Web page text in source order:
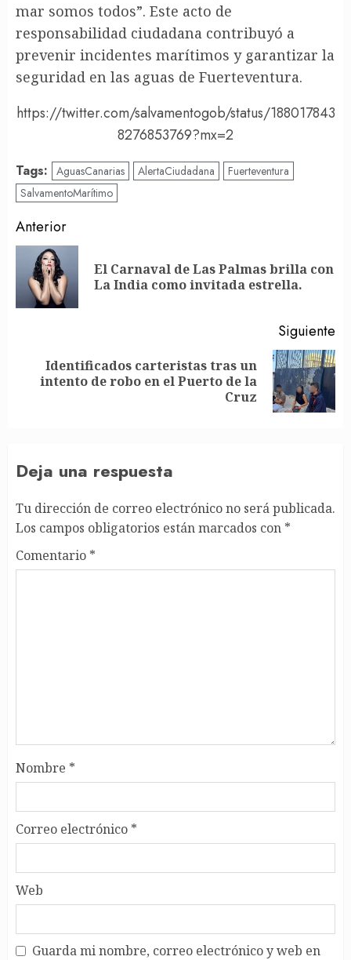
mar somos todos”. Este acto de
responsabilidad ciudadana contribuyó a
prevenir incidentes marítimos y garantizar la
seguridad en las aguas de Fuerteventura.
https://twitter.com/salvamentogob/status/188017843
8276853769?mx=2
Tags: AguasCanarias AlertaCiudadana
Fuerteventura
SalvamentoMarítimo
Post
navigation
Anterior
El Carnaval de Las Palmas brilla con
La India como invitada estrella.
Siguiente
Siguiente
Identificados carteristas tras un
intento de robo en el Puerto de la
Cruz
Deja una respuesta
Tu dirección de correo electrónico no será publicada.
Los campos obligatorios están marcados con *
Comentario *
Nombre *
Correo electrónico *
Web
Guarda mi nombre, correo electrónico y web en